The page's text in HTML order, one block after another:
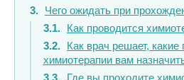
Чего ожидать при
Как проводится
Как врач решает,
химиотерапии вам
Где вы проходите